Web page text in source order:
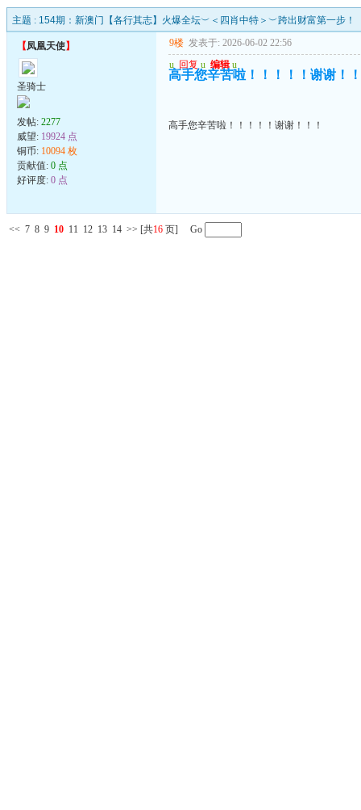
主题 : 154期：新澳门【各行其志】火爆全坛︶＜四肖中特＞︶跨出财富第一步！
【凤凰天使】
圣骑士
发帖: 2277
威望: 19924 点
铜币: 10094 枚
贡献值: 0 点
好评度: 0 点
9楼 发表于: 2026-06-02 22:56
u 回复 u 编辑 u
高手您辛苦啦！！！！！谢谢！
高手您辛苦啦！！！！！谢谢！！！
<< 7 8 9 10 11 12 13 14 >> [共16 页] Go